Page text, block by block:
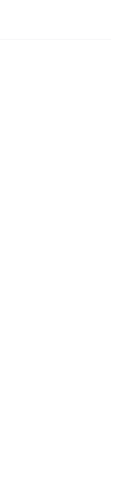
Google news
у Viber
у LinkedIn